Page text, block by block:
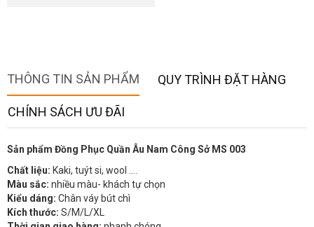
THÔNG TIN SẢN PHẨM QUY TRÌNH ĐẶT HÀNG
CHÍNH SÁCH ƯU ĐÃI
Sản phẩm Đồng Phục Quần Âu Nam Công Sở MS 003
Chất liệu: Kaki, tuýt si, wool ….
Màu sắc: nhiều màu- khách tự chọn
Kiểu dáng: Chân váy bút chì
Kích thước: S/M/L/XL